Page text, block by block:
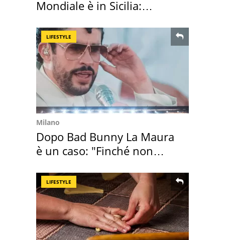
Mondiale è in Sicilia:
LIFESTYLE
Milano
Dopo Bad Bunny La Maura
è un caso: "Finché non
LIFESTYLE